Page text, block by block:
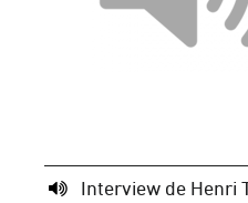
Interview de Henri